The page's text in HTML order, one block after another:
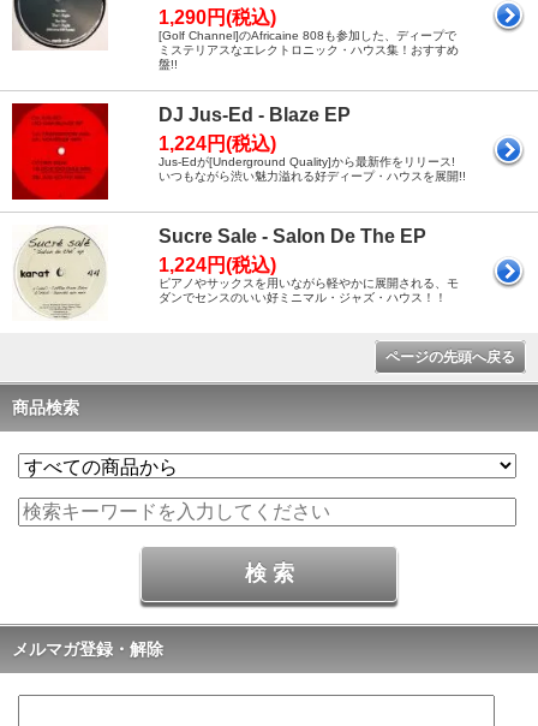
1,290円(税込)
[Golf Channel]のAfricaine 808も参加した、ディープで
ミステリアスなエレクトロニック・ハウス集！おすすめ
盤!!
DJ Jus-Ed - Blaze EP
1,224円(税込)
Jus-Edが[Underground Quality]から最新作をリリース!
いつもながら渋い魅力溢れる好ディープ・ハウスを展開!!
Sucre Sale - Salon De The EP
1,224円(税込)
ピアノやサックスを用いながら軽やかに展開される、モ
ダンでセンスのいい好ミニマル・ジャズ・ハウス！！
ページの先頭へ戻る
商品検索
メルマガ登録・解除